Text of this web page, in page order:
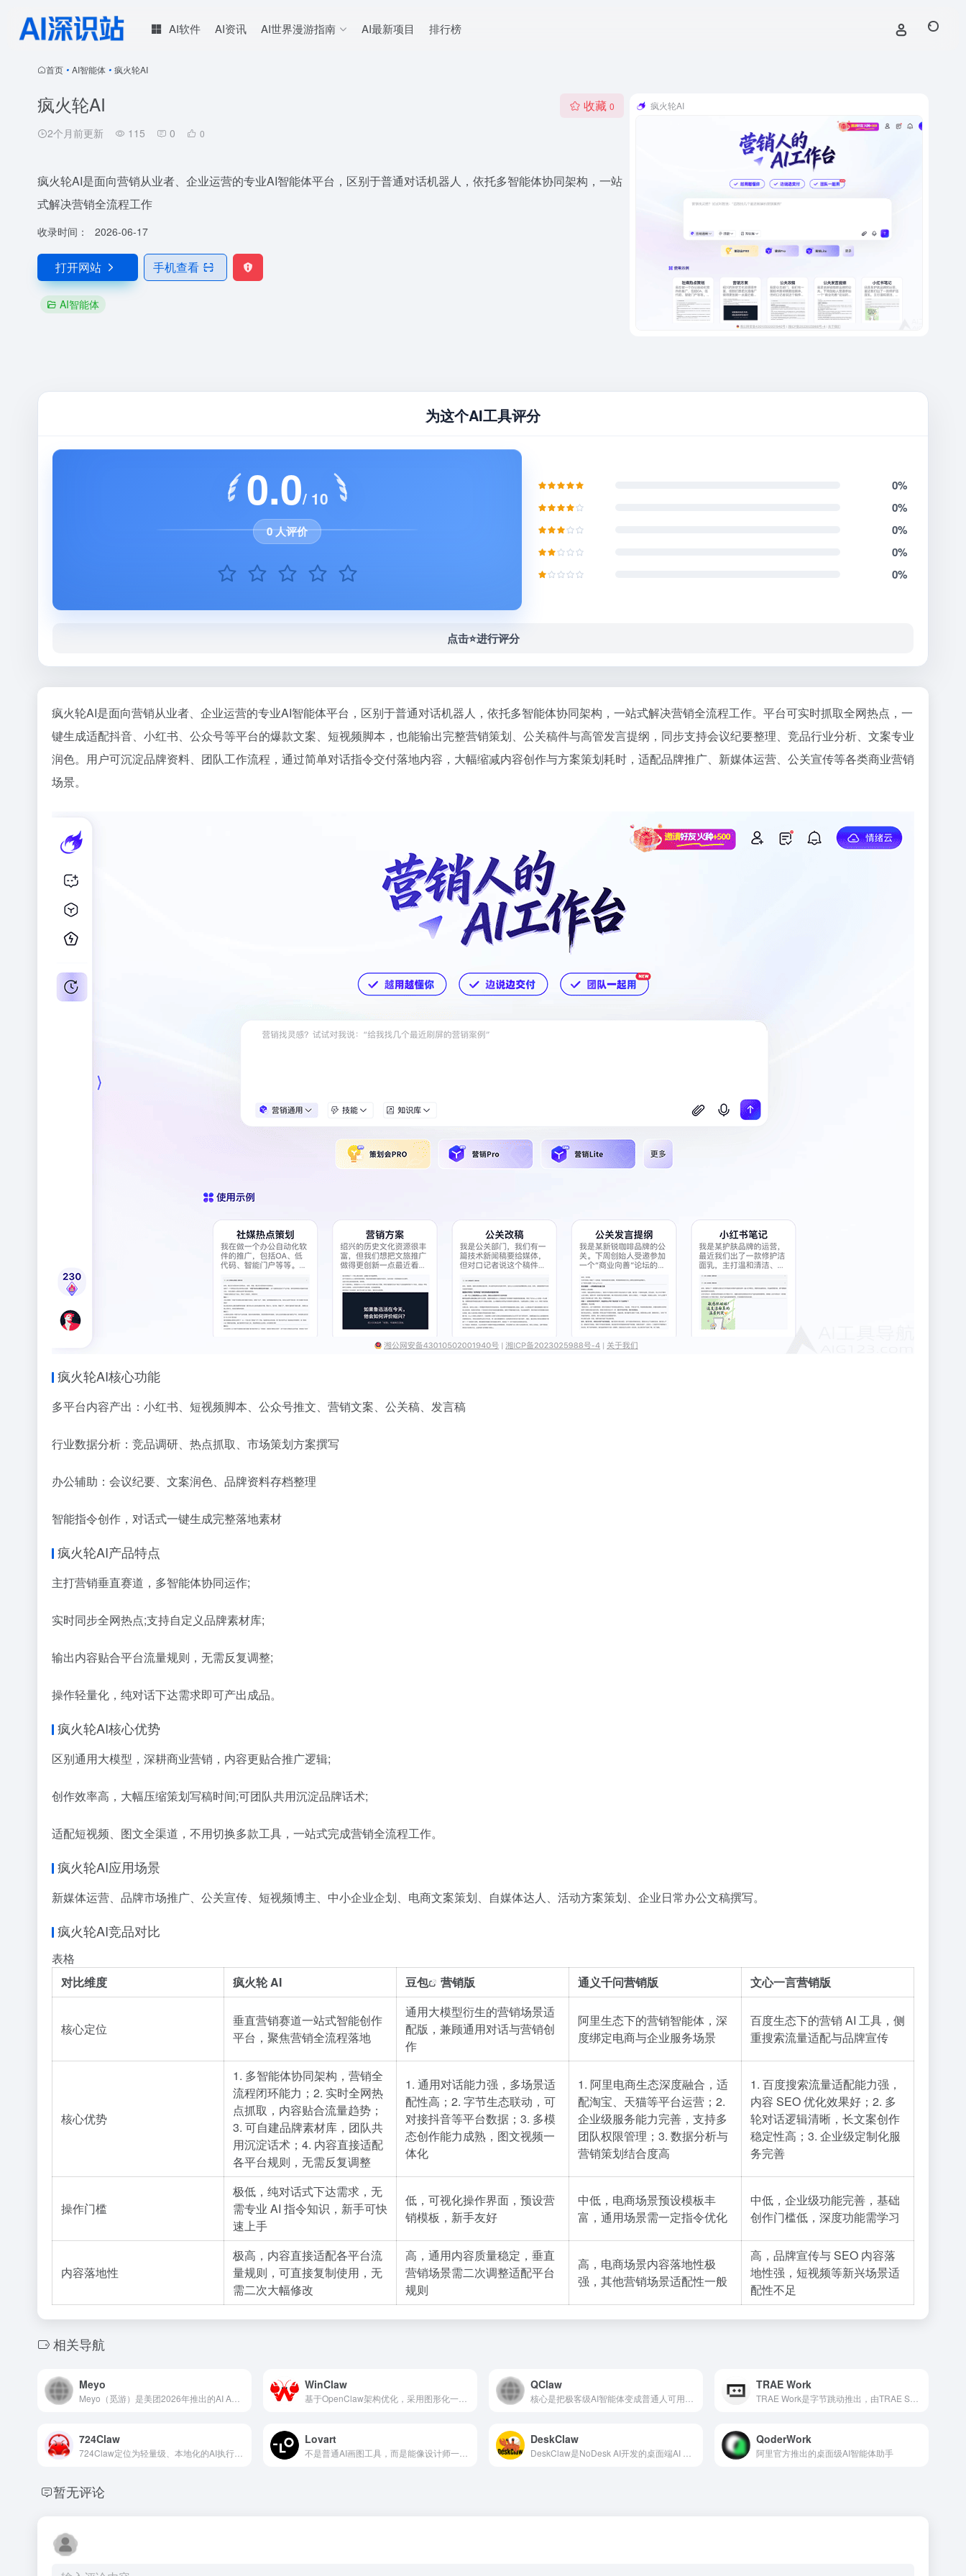
AI软件 AI资讯 AI世界漫游指南 AI最新项目 排行榜
首页 • AI智能体 • 疯火轮AI
疯火轮AI
2个月前更新 115 0 0
收藏 0
疯火轮AI是面向营销从业者、企业运营的专业AI智能体平台，区别于普通对话机器人，依托多智能体协同架构，一站
式解决营销全流程工作
收录时间： 2026-06-17
打开网站 手机查看
AI智能体
疯火轮AI
为这个AI工具评分
0.0/ 10
0 人评价
0%
0%
0%
0%
0%
点击⭐️进行评分
疯火轮AI是面向营销从业者、企业运营的专业AI智能体平台，区别于普通对话机器人，依托多智能体协同架构，一站式解决营销全流程工作。平台可实时抓取全网热点，一
键生成适配抖音、小红书、公众号等平台的爆款文案、短视频脚本，也能输出完整营销策划、公关稿件与高管发言提纲，同步支持会议纪要整理、竞品行业分析、文案专业
润色。用户可沉淀品牌资料、团队工作流程，通过简单对话指令交付落地内容，大幅缩减内容创作与方案策划耗时，适配品牌推广、新媒体运营、公关宣传等各类商业营销
场景。
疯火轮AI核心功能
多平台内容产出：小红书、短视频脚本、公众号推文、营销文案、公关稿、发言稿
行业数据分析：竞品调研、热点抓取、市场策划方案撰写
办公辅助：会议纪要、文案润色、品牌资料存档整理
智能指令创作，对话式一键生成完整落地素材
疯火轮AI产品特点
主打营销垂直赛道，多智能体协同运作;
实时同步全网热点;支持自定义品牌素材库;
输出内容贴合平台流量规则，无需反复调整;
操作轻量化，纯对话下达需求即可产出成品。
疯火轮AI核心优势
区别通用大模型，深耕商业营销，内容更贴合推广逻辑;
创作效率高，大幅压缩策划写稿时间;可团队共用沉淀品牌话术;
适配短视频、图文全渠道，不用切换多款工具，一站式完成营销全流程工作。
疯火轮AI应用场景
新媒体运营、品牌市场推广、公关宣传、短视频博主、中小企业企划、电商文案策划、自媒体达人、活动方案策划、企业日常办公文稿撰写。
疯火轮AI竞品对比
表格
对比维度
疯火轮 AI 豆包 营销版 通义千问营销版 文心一言营销版
核心定位
垂直营销赛道一站式智能创作
平台，聚焦营销全流程落地
通用大模型衍生的营销场景适
配版，兼顾通用对话与营销创
作
阿里生态下的营销智能体，深
度绑定电商与企业服务场景
百度生态下的营销 AI 工具，侧
重搜索流量适配与品牌宣传
核心优势
1. 多智能体协同架构，营销全
流程闭环能力；2. 实时全网热
点抓取，内容贴合流量趋势；
3. 可自建品牌素材库，团队共
用沉淀话术；4. 内容直接适配
各平台规则，无需反复调整
1. 通用对话能力强，多场景适
配性高；2. 字节生态联动，可
对接抖音等平台数据；3. 多模
态创作能力成熟，图文视频一
体化
1. 阿里电商生态深度融合，适
配淘宝、天猫等平台运营；2.
企业级服务能力完善，支持多
团队权限管理；3. 数据分析与
营销策划结合度高
1. 百度搜索流量适配能力强，
内容 SEO 优化效果好；2. 多
轮对话逻辑清晰，长文案创作
稳定性高；3. 企业级定制化服
务完善
操作门槛
极低，纯对话式下达需求，无
需专业 AI 指令知识，新手可快
速上手
低，可视化操作界面，预设营
销模板，新手友好
中低，电商场景预设模板丰
富，通用场景需一定指令优化
中低，企业级功能完善，基础
创作门槛低，深度功能需学习
内容落地性
极高，内容直接适配各平台流
量规则，可直接复制使用，无
需二次大幅修改
高，通用内容质量稳定，垂直
营销场景需二次调整适配平台
规则
高，电商场景内容落地性极
强，其他营销场景适配性一般
高，品牌宣传与 SEO 内容落
地性强，短视频等新兴场景适
配性不足
相关导航
Meyo WinClaw QClaw TRAE Work
724Claw Lovart DeskClaw QoderWork
阿里官方推出的桌面级AI智能体助手
暂无评论